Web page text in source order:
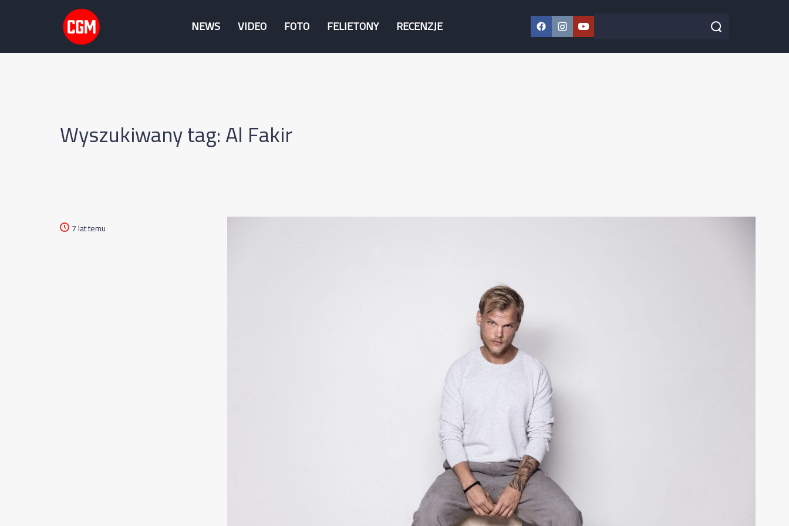
NEWS VIDEO FOTO FELIETONY RECENZJE Facebook
Instagram
YouTube
Szukaj w serwisie Szukaj
Wyszukiwany tag: Al Fakir
7 lat temu